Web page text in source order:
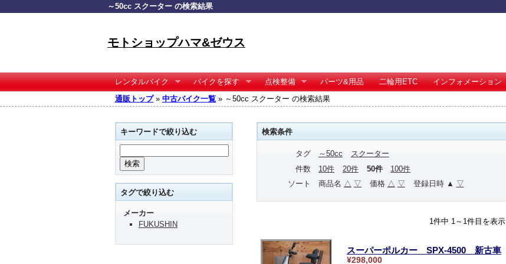
～50cc スクーター の検索結果
モトショップハマ&ゼウス
レンタルバイク バイクを探す 点検整備 パーツ&用品 二輪用ETC インフォメーション
通販トップ» 中古バイク一覧 » ～50cc スクーター の検索結果
検索条件
タグ ～50cc
スクーター
件数
10件 20件 50件
100件
ソート
商品名 △ ▽ 価格 △ ▽ 登録日時 ▲ ▽
1件中 1～1件目を表示
スーパーポルカー SPX-4500 新古車
¥298,000
キーワードで絞り込む
タグで絞り込む
メーカー
FUKUSHIN